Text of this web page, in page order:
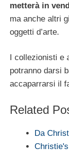
metterà in
ma anche altri
oggetti d’arte.
I collezionisti
potranno darsi
accaparrarsi il
Related
Da